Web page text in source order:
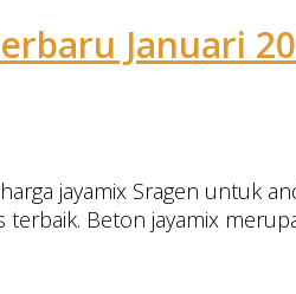
Januari
jayamix Sragen untuk
Beton jayamix